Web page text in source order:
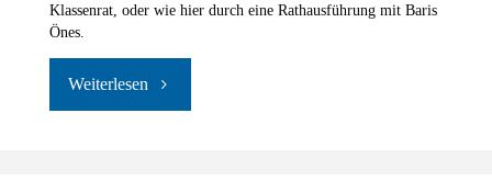
Klassenrat, oder wie hier durch eine Rathausführung mit Baris
Önes.
"Demokratiebildung